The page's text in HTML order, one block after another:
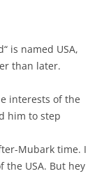
is named USA,
than later.
interests of the
him to step
Mubark time. I
the USA. But hey